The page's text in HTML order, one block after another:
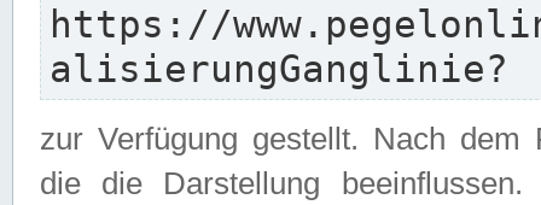
https://
alisierungGanglinie?
zur Verfügung gestellt. Nach dem
die die Darstellung